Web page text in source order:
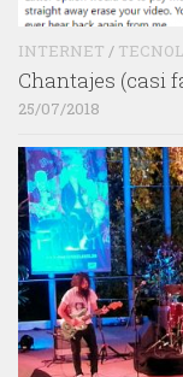
INTERNET /
Chantajes (casi
25/07/2018